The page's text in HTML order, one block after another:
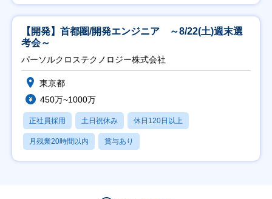
【開発】首都圏/開発エンジニア ～8/22(土)週末選
考会～
パーソルクロステクノロジー株式会社
東京都
450万~1000万
正社員採用 土日祝休み 休日120日以上
月残業20時間以内 賞与あり